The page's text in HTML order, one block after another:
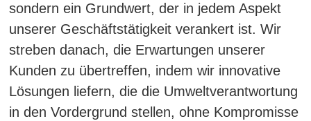
sondern ein Grundwert, der in jedem Aspekt
unserer Geschäftstätigkeit verankert ist. Wir
streben danach, die Erwartungen unserer
Kunden zu übertreffen, indem wir innovative
Lösungen liefern, die die Umweltverantwortung
in den Vordergrund stellen, ohne Kompromisse